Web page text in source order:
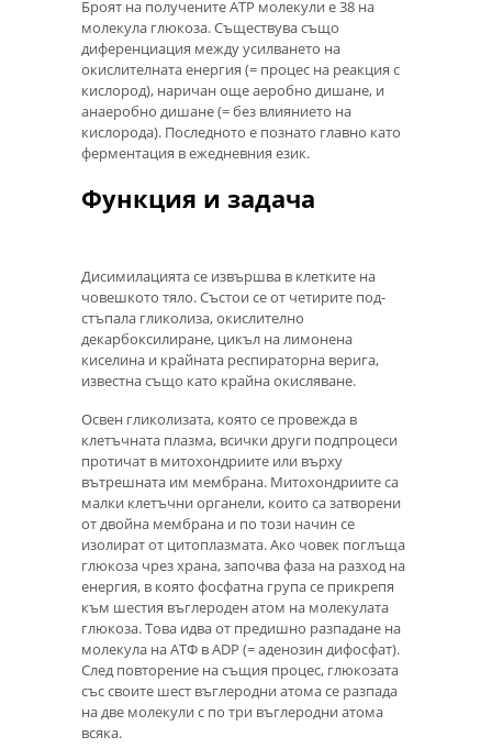
Броят на получените ATP молекули е 38 на
молекула глюкоза. Съществува също
диференциация между усилването на
окислителната енергия (= процес на реакция с
кислород), наричан още аеробно дишане, и
анаеробно дишане (= без влиянието на
кислорода). Последното е познато главно като
ферментация в ежедневния език.
Функция и задача
Дисимилацията се извършва в клетките на
човешкото тяло. Състои се от четирите под-
стъпала гликолиза, окислително
декарбоксилиране, цикъл на лимонена
киселина и крайната респираторна верига,
известна също като крайна окисляване.
Освен гликолизата, която се провежда в
клетъчната плазма, всички други подпроцеси
протичат в митохондриите или върху
вътрешната им мембрана. Митохондриите са
малки клетъчни органели, които са затворени
от двойна мембрана и по този начин се
изолират от цитоплазмата. Ако човек поглъща
глюкоза чрез храна, започва фаза на разход на
енергия, в която фосфатна група се прикрепя
към шестия въглероден атом на молекулата
глюкоза. Това идва от предишно разпадане на
молекула на АТФ в ADP (= аденозин дифосфат).
След повторение на същия процес, глюкозата
със своите шест въглеродни атома се разпада
на две молекули с по три въглеродни атома
всяка.